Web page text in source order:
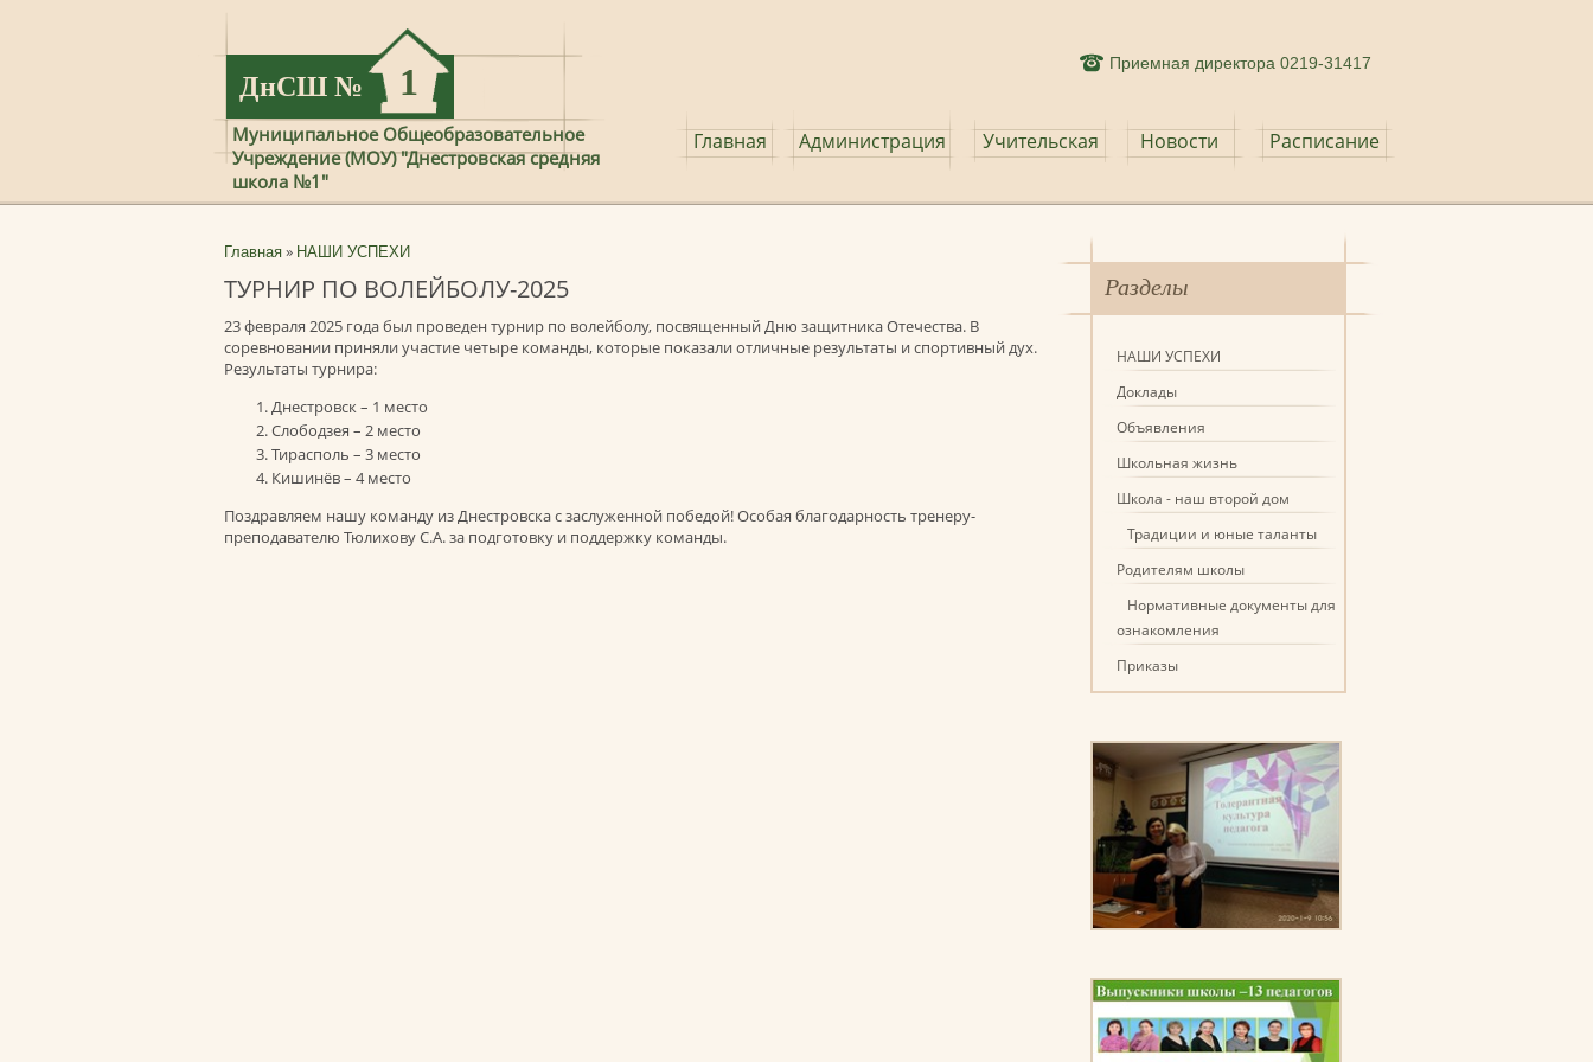
ДнСШ № 1
Муниципальное Общеобразовательное
Учреждение (МОУ) "Днестровская средняя
школа №1"
Приемная директора 0219-31417
Главная Администрация Учительская Новости Расписание
Главная » НАШИ УСПЕХИ
ТУРНИР ПО ВОЛЕЙБОЛУ-2025
23 февраля 2025 года был проведен турнир по волейболу, посвященный Дню защитника Отечества. В
соревновании приняли участие четыре команды, которые показали отличные результаты и спортивный дух.
Результаты турнира:
Днестровск – 1 место
Слободзея – 2 место
Тирасполь – 3 место
Кишинёв – 4 место
Поздравляем нашу команду из Днестровска с заслуженной победой! Особая благодарность тренеру-
преподавателю Тюлихову С.А. за подготовку и поддержку команды.
Разделы
НАШИ УСПЕХИ
Доклады
Объявления
Школьная жизнь
Школа - наш второй дом
Традиции и юные таланты
Родителям школы
Нормативные документы для
ознакомления
Приказы